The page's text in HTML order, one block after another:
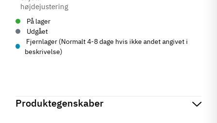
På lager
Udgået
Fjernlager (Normalt 4-8 dage hvis ikke andet angivet i
beskrivelse)
Produktegenskaber